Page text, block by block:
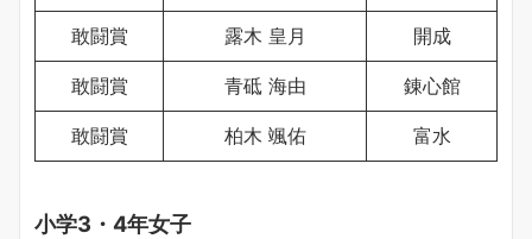
敢闘賞 露木 皇月 開成
敢闘賞 青砥 海由 錬心館
敢闘賞 柏木 颯佑 富水
小学3・4年女子